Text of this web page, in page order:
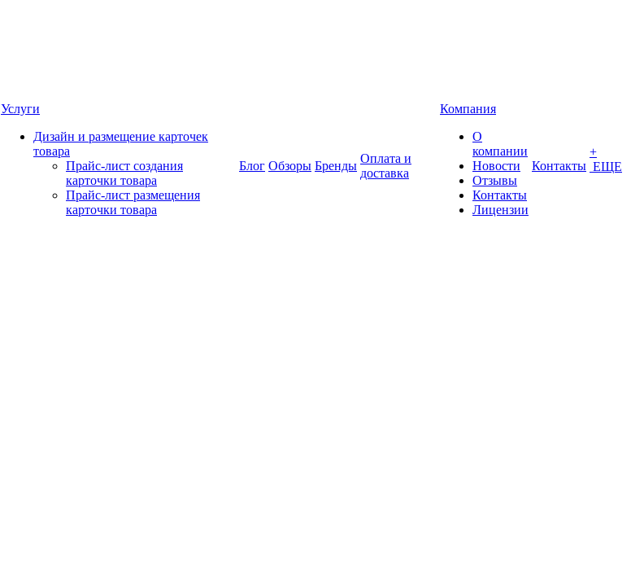
Услуги
Дизайн и размещение карточек
товара
Прайс-лист создания
карточки товара
Прайс-лист размещения
карточки товара
Блог Обзоры Бренды
Оплата и
доставка
Компания
О
компании
Новости
Отзывы
Контакты
Лицензии
Контакты
+
ЕЩЕ